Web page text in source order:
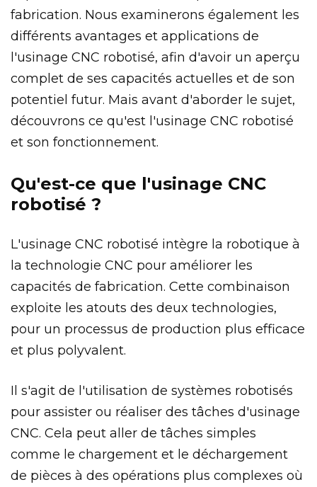
fabrication. Nous examinerons également les
différents avantages et applications de
l'usinage CNC robotisé, afin d'avoir un aperçu
complet de ses capacités actuelles et de son
potentiel futur. Mais avant d'aborder le sujet,
découvrons ce qu'est l'usinage CNC robotisé
et son fonctionnement.
Qu'est-ce que l'usinage CNC
robotisé ?
L'usinage CNC robotisé intègre la robotique à
la technologie CNC pour améliorer les
capacités de fabrication. Cette combinaison
exploite les atouts des deux technologies,
pour un processus de production plus efficace
et plus polyvalent.
Il s'agit de l'utilisation de systèmes robotisés
pour assister ou réaliser des tâches d'usinage
CNC. Cela peut aller de tâches simples
comme le chargement et le déchargement
de pièces à des opérations plus complexes où